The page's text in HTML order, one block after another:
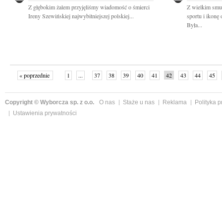
Z głębokim żalem przyjęliśmy wiadomość o śmierci
Ireny Szewińskiej najwybitniejszej polskiej...
Z wielkim
sportu i ikonę
Była...
« poprzednie 1 ... 37 38 39 40 41 42 43 44
45
Copyright © Wyborcza sp. z o.o. O nas Staże u nas Reklama
Polityka
Ustawienia prywatności